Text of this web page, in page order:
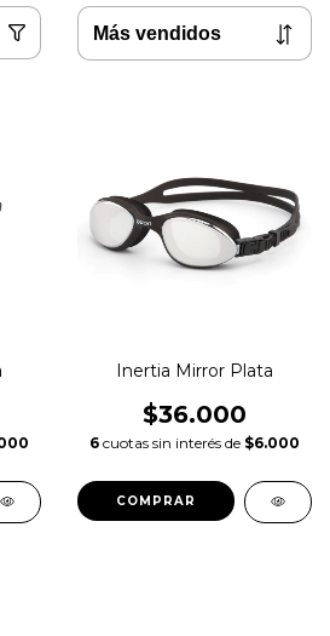
Inertia Mirror Plata
$36.000
6 cuotas sin interés de $6.000